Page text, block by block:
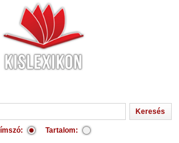
Tartalom: